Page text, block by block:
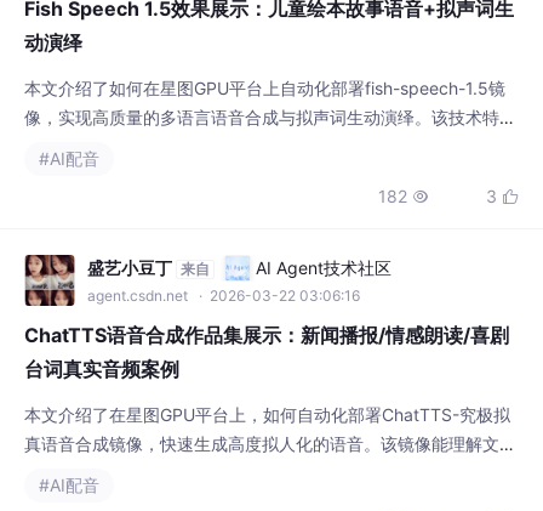
Fish Speech 1.5效果展示：儿童绘本故事语音+拟声词生
动演绎
本文介绍了如何在星图GPU平台上自动化部署fish-speech-1.5镜
像，实现高质量的多语言语音合成与拟声词生动演绎。该技术特别
适用于儿童绘本故事配音，能自动生成包含逼真动物叫声和环境音
#AI配音
182  3 
盛艺小豆丁 来自 AI Agent技术社区
agent.csdn.net · 2026-03-22 03:06:16
ChatTTS语音合成作品集展示：新闻播报/情感朗读/喜剧
台词真实音频案例
本文介绍了在星图GPU平台上，如何自动化部署ChatTTS-究极拟
真语音合成镜像，快速生成高度拟人化的语音。该镜像能理解文本
情绪，自动生成停顿、笑声等细节，可广泛应用于短视频配音、有
#AI配音